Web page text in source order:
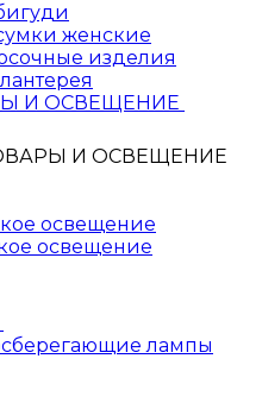
женские
изделия
И ОСВЕЩЕНИЕ
И ОСВЕЩЕНИЕ
освещение
освещение
лампы